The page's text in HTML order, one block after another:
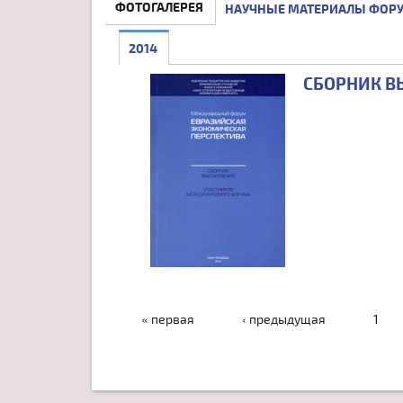
ФОТОГАЛЕРЕЯ НАУЧНЫЕ МАТЕРИАЛЫ
2014
СБОРНИК
СТРАНИЦЫ
« первая ‹ предыдущая 1